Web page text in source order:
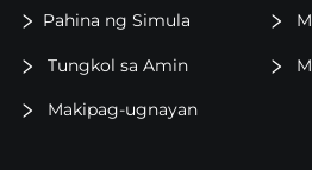
Pahina ng Simula
Tungkol sa Amin
Makipag-ugnayan